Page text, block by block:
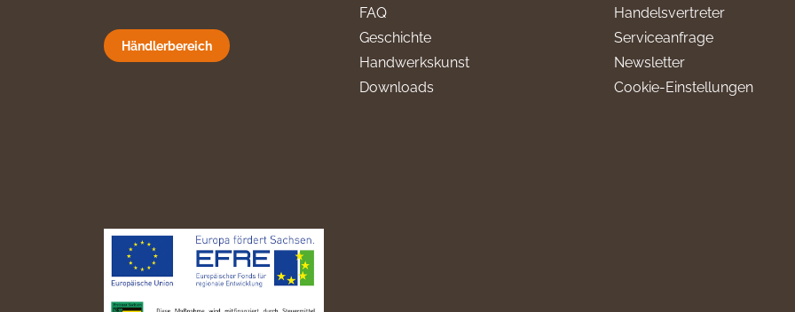
Händlerbereich
FAQ
Geschichte
Handwerkskunst
Downloads
Handelsvertreter
Serviceanfrage
Newsletter
Cookie-Einstellungen